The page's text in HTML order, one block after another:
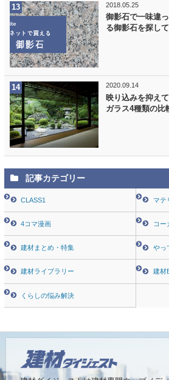
2018.05.25
御影石で一味違
る御影石を探して
2020.09.14
映り込みを抑え
ガラス4種類の比
記事カテゴリー
CLASS1 マテ
4コマ漫画 コー
建材まとめ・特集 やっ
建材ライブラリー 建材
くらしの悩み解決